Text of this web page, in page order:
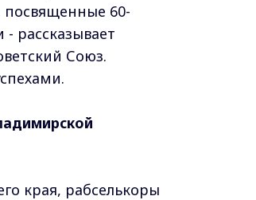
посвященные 60-
рассказывает
Союз.
края, рабселькоры